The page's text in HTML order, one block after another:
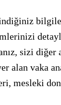
sizi diğer
alan vaka
mesleki